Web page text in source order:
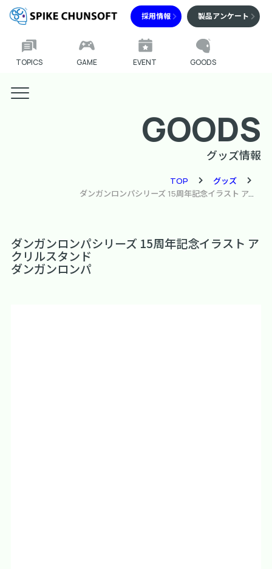
採用情報 製品アンケート
TOPICS GAME EVENT GOODS
GOODS
グッズ情報
TOP
グッズ
ダンガンロンパシリーズ 15周年記念イラスト アクリルスタンド
ダンガンロンパシリーズ 15周年記念イラスト ア
クリルスタンド
ダンガンロンパ